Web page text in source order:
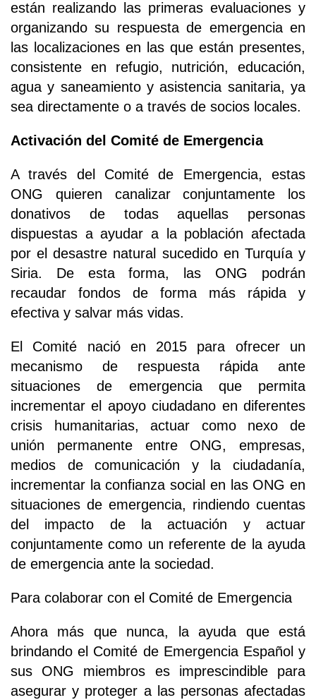
están realizando las primeras evaluaciones y
organizando su respuesta de emergencia en
las localizaciones en las que están presentes,
consistente en refugio, nutrición, educación,
agua y saneamiento y asistencia sanitaria, ya
sea directamente o a través de socios locales.
Activación del Comité de Emergencia
A través del Comité de Emergencia, estas
ONG quieren canalizar conjuntamente los
donativos de todas aquellas personas
dispuestas a ayudar a la población afectada
por el desastre natural sucedido en Turquía y
Siria. De esta forma, las ONG podrán
recaudar fondos de forma más rápida y
efectiva y salvar más vidas.
El Comité nació en 2015 para ofrecer un
mecanismo de respuesta rápida ante
situaciones de emergencia que permita
incrementar el apoyo ciudadano en diferentes
crisis humanitarias, actuar como nexo de
unión permanente entre ONG, empresas,
medios de comunicación y la ciudadanía,
incrementar la confianza social en las ONG en
situaciones de emergencia, rindiendo cuentas
del impacto de la actuación y actuar
conjuntamente como un referente de la ayuda
de emergencia ante la sociedad.
Para colaborar con el Comité de Emergencia
Ahora más que nunca, la ayuda que está
brindando el Comité de Emergencia Español y
sus ONG miembros es imprescindible para
asegurar y proteger a las personas afectadas